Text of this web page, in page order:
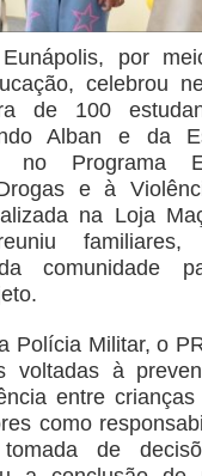
por
celebrou
de 100
Alban e da
no Programa
e à
na Loja
familiares,
da comunidade
Polícia Militar, o
voltadas à
entre crianças
como
de